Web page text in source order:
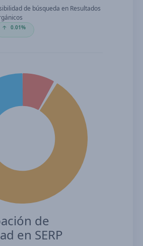
de búsqueda en Resultados
🡡 0.01%
de
en SERP